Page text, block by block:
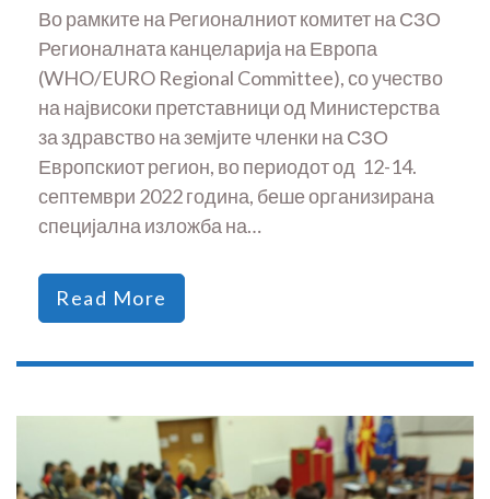
Во рамките на Регионалниот комитет на СЗО
Регионалната канцеларија на Европа
(WHO/EURO Regional Committee), со учество
на највисоки претставници од Министерства
за здравство на земјите членки на СЗО
Европскиот регион, во периодот од 12-14.
септември 2022 година, беше организирана
специјална изложба на…
Read More